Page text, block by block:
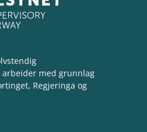
med grunnlag
Regjeringa og